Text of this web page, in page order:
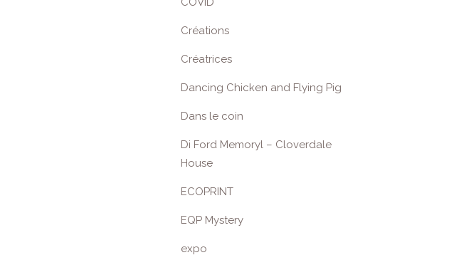
Créations
Créatrices
Dancing Chicken and Flying Pig
Dans le coin
Di Ford Memoryl – Cloverdale
House
ECOPRINT
EQP Mystery
expo